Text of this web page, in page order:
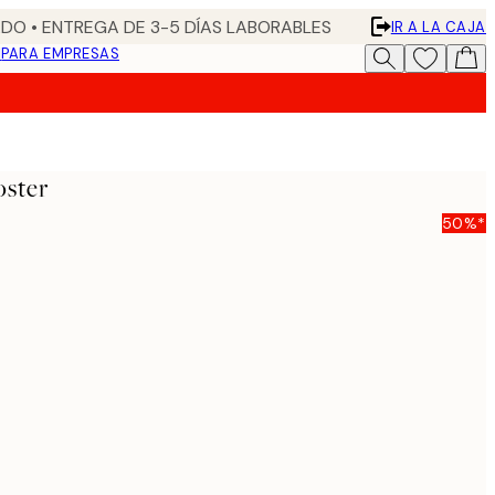
• ENTREGA DE 3-5 DÍAS LABORABLES
IR A LA CAJA
PARA EMPRESAS
50%*